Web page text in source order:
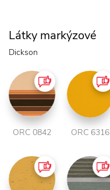
Látky markýzové
Dickson
ORC 0842 ORC 6316